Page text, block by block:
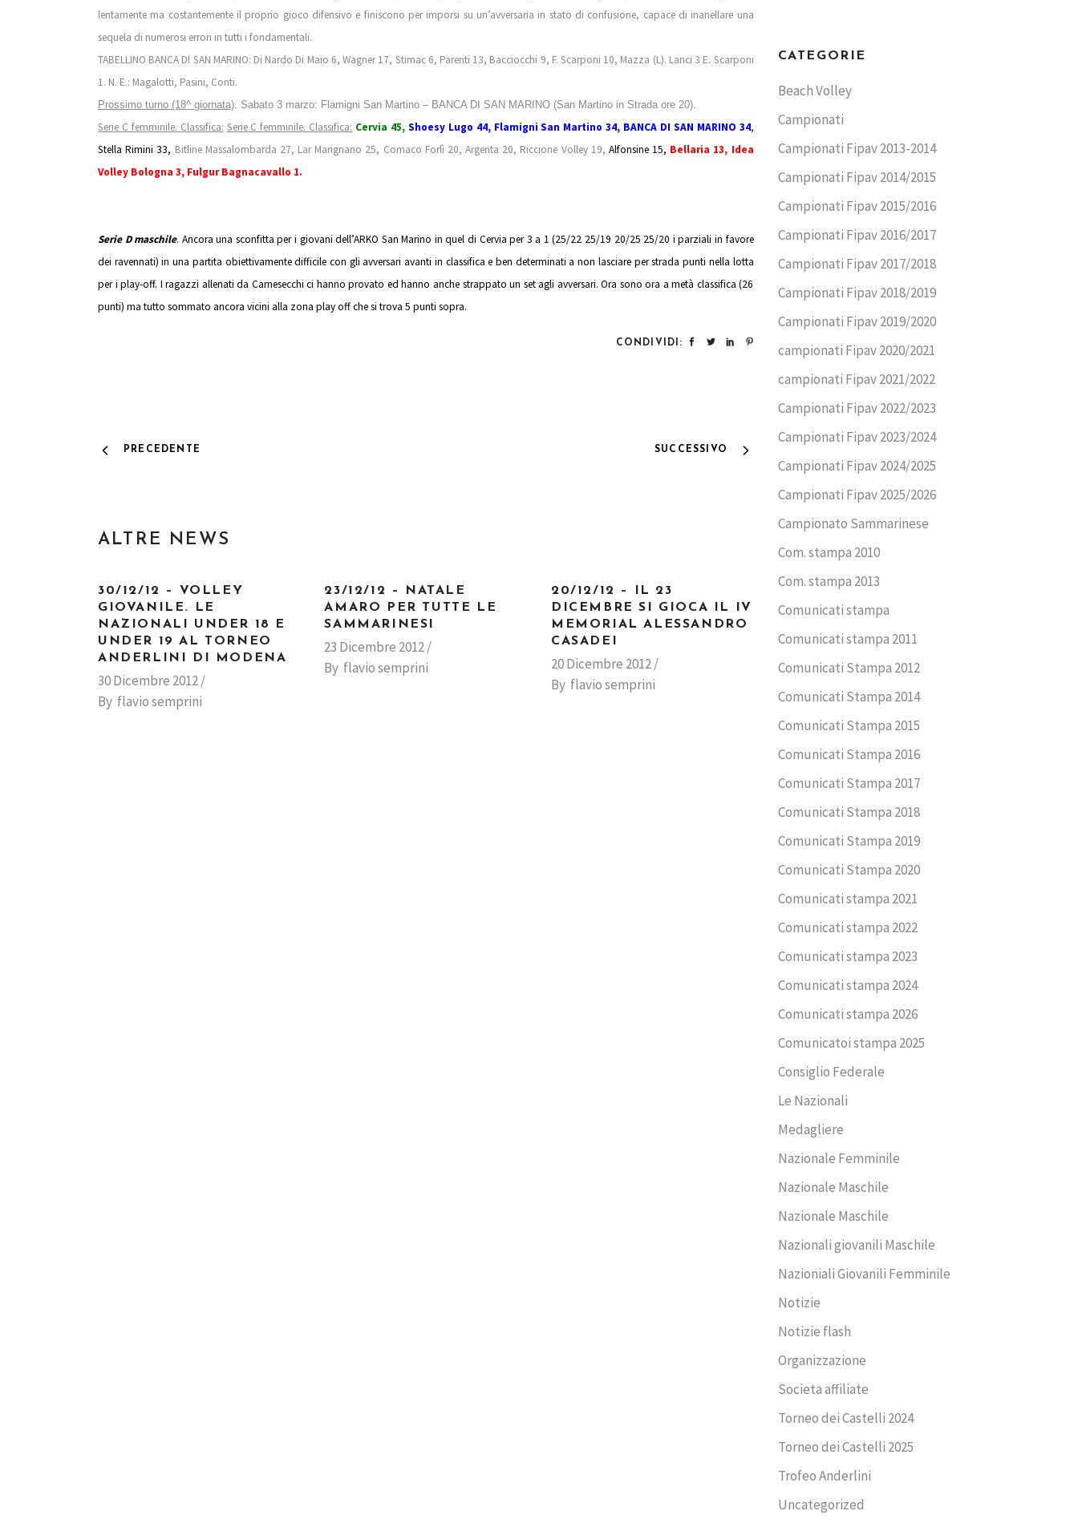
lentamente ma costantemente il proprio gioco difensivo e finiscono per imporsi su un’avversaria in stato di confusione, capace di inanellare una
sequela di numerosi errori in tutti i fondamentali.
TABELLINO BANCA DI SAN MARINO: Di Nardo Di Maio 6, Wagner 17, Stimac 6, Parenti 13, Bacciocchi 9, F. Scarponi 10, Mazza (L). Lanci 3 E. Scarponi
1. N. E.: Magalotti, Pasini, Conti.
Prossimo turno (18^ giornata). Sabato 3 marzo: Flamigni San Martino – BANCA DI SAN MARINO (San Martino in Strada ore 20).
Serie C femminile. Classifica: Serie C femminile. Classifica: Cervia 45,Shoesy Lugo 44, Flamigni San Martino 34, BANCA DI SAN MARINO 34,
Stella Rimini 33, Bitline Massalombarda 27, Lar Marignano 25, Comaco Forlì 20, Argenta 20, Riccione Volley 19, Alfonsine 15, Bellaria 13, Idea
Volley Bologna 3, Fulgur Bagnacavallo 1.
Serie D maschile. Ancora una sconfitta per i giovani dell’ARKO San Marino in quel di Cervia per 3 a 1 (25/22 25/19 20/25 25/20 i parziali in favore
dei ravennati) in una partita obiettivamente difficile con gli avversari avanti in classifica e ben determinati a non lasciare per strada punti nella lotta
per i play-off. I ragazzi allenati da Carnesecchi ci hanno provato ed hanno anche strappato un set agli avversari. Ora sono ora a metà classifica (26
punti) ma tutto sommato ancora vicini alla zona play off che si trova 5 punti sopra.
CONDIVIDI:
PRECEDENTE SUCCESSIVO
ALTRE NEWS
30/12/12 – VOLLEY
GIOVANILE. LE
NAZIONALI UNDER 18 E
UNDER 19 AL TORNEO
ANDERLINI DI MODENA
30 Dicembre 2012
By flavio semprini
23/12/12 – NATALE
AMARO PER TUTTE LE
SAMMARINESI
23 Dicembre 2012
By flavio semprini
20/12/12 – IL 23
DICEMBRE SI GIOCA IL IV
MEMORIAL ALESSANDRO
CASADEI
20 Dicembre 2012
By flavio semprini
CATEGORIE
Beach Volley
Campionati
Campionati Fipav 2013-2014
Campionati Fipav 2014/2015
Campionati Fipav 2015/2016
Campionati Fipav 2016/2017
Campionati Fipav 2017/2018
Campionati Fipav 2018/2019
Campionati Fipav 2019/2020
campionati Fipav 2020/2021
campionati Fipav 2021/2022
Campionati Fipav 2022/2023
Campionati Fipav 2023/2024
Campionati Fipav 2024/2025
Campionati Fipav 2025/2026
Campionato Sammarinese
Com. stampa 2010
Com. stampa 2013
Comunicati stampa
Comunicati stampa 2011
Comunicati Stampa 2012
Comunicati Stampa 2014
Comunicati Stampa 2015
Comunicati Stampa 2016
Comunicati Stampa 2017
Comunicati Stampa 2018
Comunicati Stampa 2019
Comunicati Stampa 2020
Comunicati stampa 2021
Comunicati stampa 2022
Comunicati stampa 2023
Comunicati stampa 2024
Comunicati stampa 2026
Comunicatoi stampa 2025
Consiglio Federale
Le Nazionali
Medagliere
Nazionale Femminile
Nazionale Maschile
Nazionale Maschile
Nazionali giovanili Maschile
Nazioniali Giovanili Femminile
Notizie
Notizie flash
Organizzazione
Societa affiliate
Torneo dei Castelli 2024
Torneo dei Castelli 2025
Trofeo Anderlini
Uncategorized